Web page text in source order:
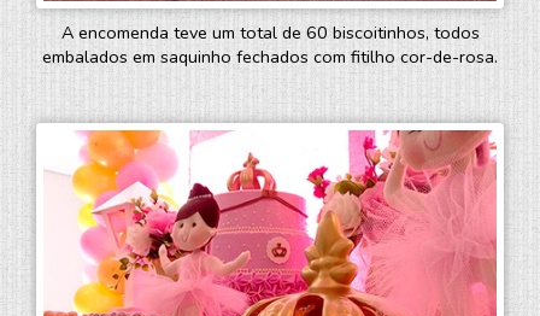
A encomenda teve um total de 60 biscoitinhos, todos
embalados em saquinho fechados com fitilho cor-de-rosa.